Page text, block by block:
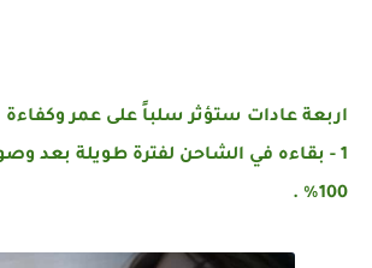
‏اربعة عادات ستؤثر سلباً على عمر وكفاءة
1 - بقاءه في الشاحن لفترة طويلة بعد
100% .